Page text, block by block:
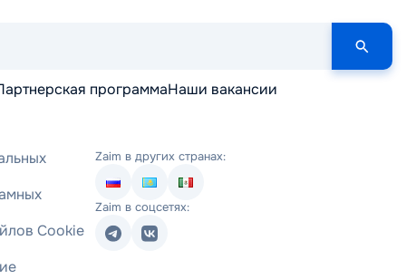
программаНаши вакансии
Cookie
Zaim в других странах:
Zaim в соцсетях: